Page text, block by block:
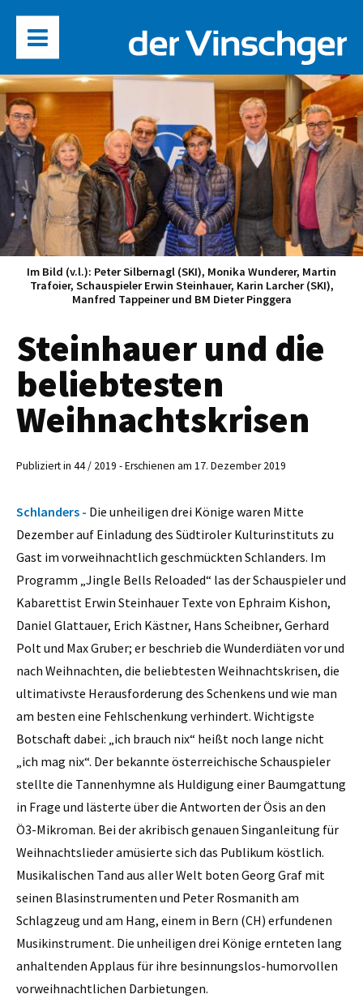
Im Bild (v.l.): Peter Silbernagl (SKI), Monika Wunderer, Martin
Trafoier, Schauspieler Erwin Steinhauer, Karin Larcher (SKI),
Manfred Tappeiner und BM Dieter Pinggera
Steinhauer und die
beliebtesten
Weihnachtskrisen
Publiziert in 44 / 2019 - Erschienen am 17. Dezember 2019
Schlanders - Die unheiligen drei Könige waren Mitte
Dezember auf Einladung des Südtiroler Kulturinstituts zu
Gast im vorweihnachtlich geschmückten Schlanders. Im
Programm „Jingle Bells Reloaded“ las der Schauspieler und
Kabarettist Erwin Steinhauer Texte von Ephraim Kishon,
Daniel Glattauer, Erich Kästner, Hans Scheibner, Gerhard
Polt und Max Gruber; er beschrieb die Wunderdiäten vor und
nach Weihnachten, die beliebtesten Weihnachtskrisen, die
ultimativste Herausforderung des Schenkens und wie man
am besten eine Fehlschenkung verhindert. Wichtigste
Botschaft dabei: „ich brauch nix“ heißt noch lange nicht
„ich mag nix“. Der bekannte österreichische Schauspieler
stellte die Tannenhymne als Huldigung einer Baumgattung
in Frage und lästerte über die Antworten der Ösis an den
Ö3-Mikroman. Bei der akribisch genauen Singanleitung für
Weihnachtslieder amüsierte sich das Publikum köstlich.
Musikalischen Tand aus aller Welt boten Georg Graf mit
seinen Blasinstrumenten und Peter Rosmanith am
Schlagzeug und am Hang, einem in Bern (CH) erfundenen
Musikinstrument. Die unheiligen drei Könige ernteten lang
anhaltenden Applaus für ihre besinnungslos-humorvollen
vorweihnachtlichen Darbietungen.